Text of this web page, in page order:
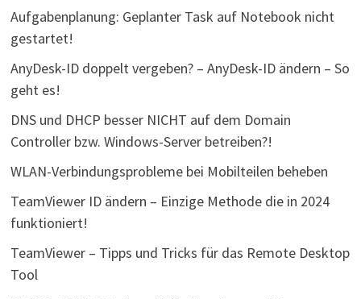
Aufgabenplanung: Geplanter Task auf Notebook nicht
gestartet!
AnyDesk-ID doppelt vergeben? – AnyDesk-ID ändern – So
geht es!
DNS und DHCP besser NICHT auf dem Domain
Controller bzw. Windows-Server betreiben?!
WLAN-Verbindungsprobleme bei Mobilteilen beheben
TeamViewer ID ändern – Einzige Methode die in 2024
funktioniert!
TeamViewer – Tipps und Tricks für das Remote Desktop
Tool